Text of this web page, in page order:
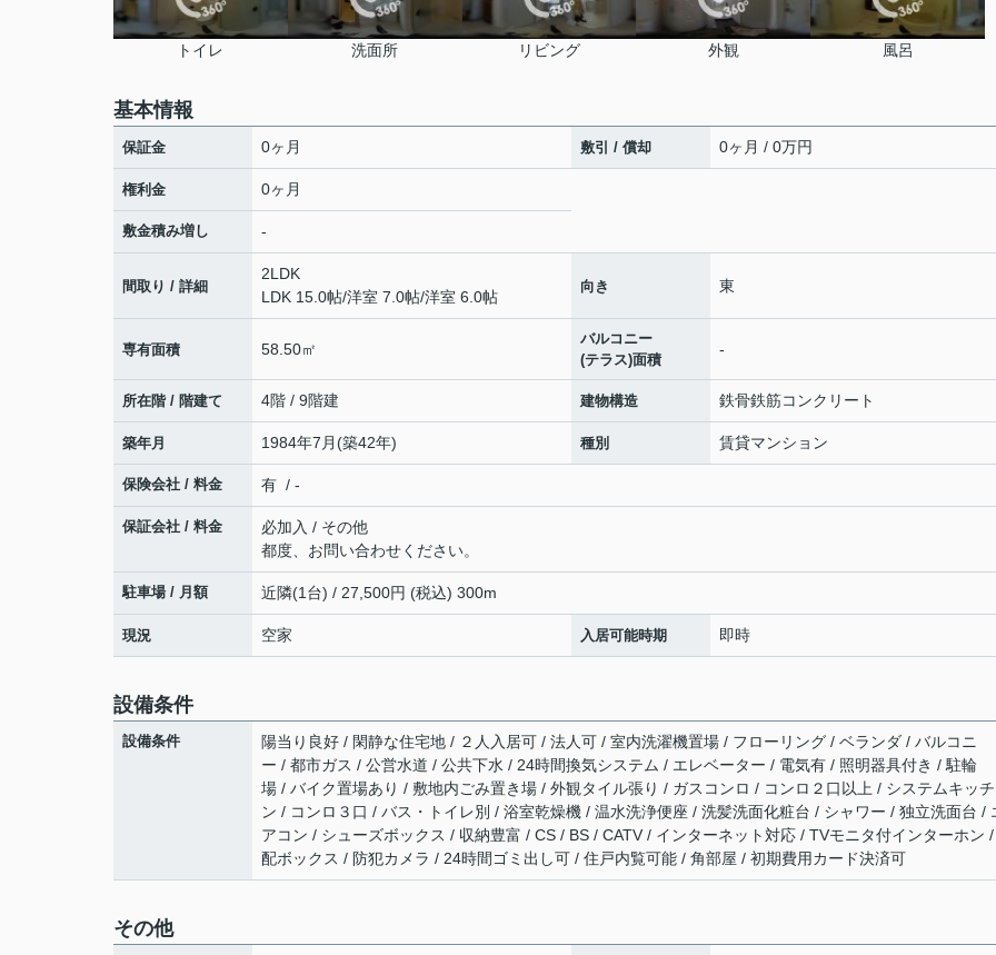
トイレ 洗面所 リビング 外観 風呂
基本情報
保証金 0ヶ月 敷引 / 償却 0ヶ月 / 0万円
権利金 0ヶ月
敷金積み増し -
間取り / 詳細
2LDK
LDK 15.0帖/洋室 7.0帖/洋室 6.0帖
向き 東
専有面積 58.50㎡
バルコニー
(テラス)面積
-
所在階 / 階建て 4階 / 9階建 建物構造 鉄骨鉄筋コンクリート
築年月 1984年7月(築42年) 種別 賃貸マンション
保険会社 / 料金 有 / -
保証会社 / 料金
必加入 / その他
都度、お問い合わせください。
駐車場 / 月額 近隣(1台) / 27,500円 (税込) 300m
現況 空家 入居可能時期 即時
設備条件
設備条件
陽当り良好 / 閑静な住宅地 / ２人入居可 / 法人可 / 室内洗濯機置場 / フローリング / ベランダ / バルコニ
ー / 都市ガス / 公営水道 / 公共下水 / 24時間換気システム / エレベーター / 電気有 / 照明器具付き / 駐輪
場 / バイク置場あり / 敷地内ごみ置き場 / 外観タイル張り / ガスコンロ / コンロ２口以上 / システムキッチ
ン / コンロ３口 / バス・トイレ別 / 浴室乾燥機 / 温水洗浄便座 / 洗髪洗面化粧台 / シャワー / 独立洗面台 /
アコン / シューズボックス / 収納豊富 / CS / BS / CATV / インターネット対応 / TVモニタ付インターホン
配ボックス / 防犯カメラ / 24時間ゴミ出し可 / 住戸内覧可能 / 角部屋 / 初期費用カード決済可
その他